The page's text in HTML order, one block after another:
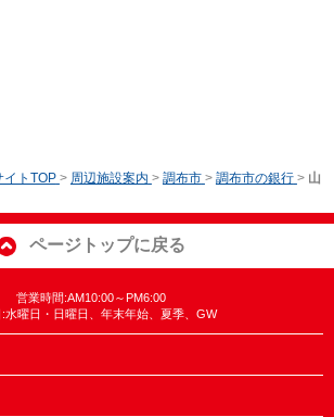
イトTOP > 周辺施設案内 > 調布市 > 調布市の銀行 > 山
ページトップに戻る
営業時間:AM10:00～PM6:00
水曜日・日曜日、年末年始、夏季、GW